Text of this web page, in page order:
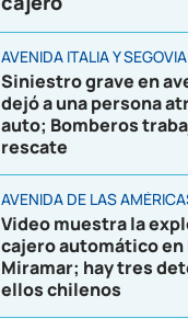
AVENIDA ITALIA Y SEGOVIA
Siniestro grave en
dejó a una persona
auto; Bomberos
rescate
AVENIDA DE LAS
Video muestra la
cajero automático en
Miramar; hay tres
ellos chilenos